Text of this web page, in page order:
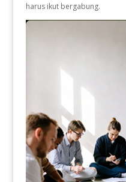
harus ikut bergabung.